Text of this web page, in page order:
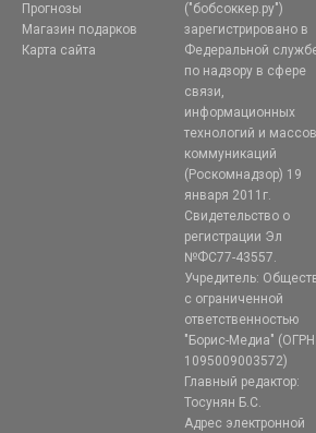
Прогнозы
Магазин подарков
Карта сайта
("бобсоккер.ру")
зарегистрировано в
Федеральной
по надзору в сфере
связи,
информационных
технологий и
коммуникаций
(Роскомнадзор) 19
января 2011г.
Свидетельство о
регистрации Эл
№ФС77-43557.
Учредитель:
с ограниченной
ответственностью
"Борис-Медиа" (ОГРН
1095009003572)
Главный редактор:
Тосунян Б.С.
Адрес электронной